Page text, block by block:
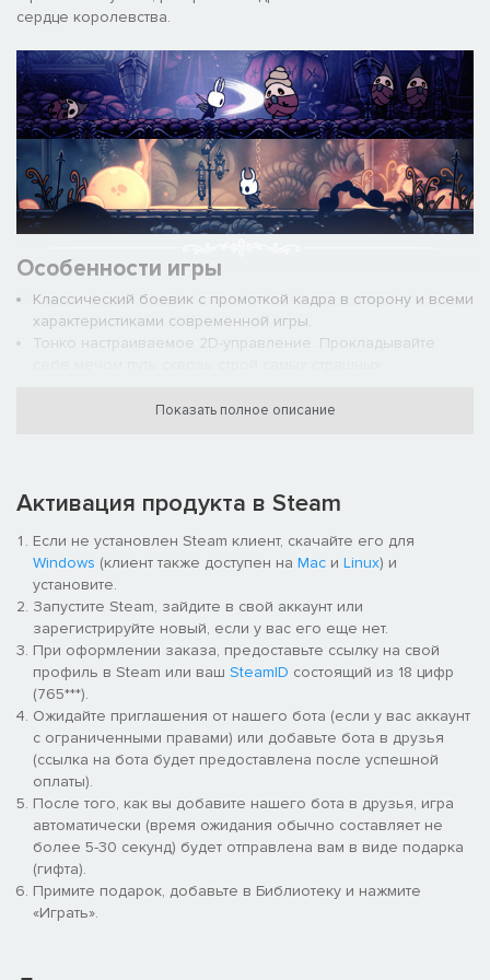
сердце королевства.
Особенности игры
Классический боевик с промоткой кадра в сторону и всеми
характеристиками современной игры.
Тонко настраиваемое 2D-управление. Прокладывайте
Исследуйте огромный взаимосвязанный мир забытых
огромен и открыт. Выбирайте свой путь – какой тропой
идти, с какими врагами встречаться.
Развивайтесь, приобретая новые мощные умения и
навыки! Пополняйте запас заклинаний, силы и скорости.
Воспаряйте к новым высотам на волшебных крыльях.
Рвитесь вперед, словно сверкающая молния. Обращайте
врагов в пепел с помощью «Пламенной души»!
Надевайте амулеты! Древние реликвии хранят в себе
необычные силы. Выбирайте то, что вам по душе – и ваше
путешествие будет уникальным!
Невероятное количество милых и страшных персонажей
оживает благодаря традиционной покадровой 2D-
анимации.
Больше 130 противников! 30 эпических боссов! На пути вас
ждут схватки со свирепыми зверями и победы над
рыцарями древности. Выследите всех до единого чудовищ
и внесите их в свой охотничий журнал!
«Гвоздь грез» позволит проникнуть в чужой разум.
Откройте для себя обратную сторону персонажей, с
которыми встречаетесь, и врагов, с которыми вам
Показать полное описание
Активация продукта в Steam
Если не установлен Steam клиент, скачайте его для
Windows (клиент также доступен на Mac и Linux) и
установите.
Запустите Steam, зайдите в свой аккаунт или
зарегистрируйте новый, если у вас его еще нет.
При оформлении заказа, предоставьте ссылку на свой
профиль в Steam или ваш SteamID состоящий из 18 цифр
(765***).
Ожидайте приглашения от нашего бота (если у вас аккаунт
с ограниченными правами) или добавьте бота в друзья
(ссылка на бота будет предоставлена после успешной
оплаты).
После того, как вы добавите нашего бота в друзья, игра
автоматически (время ожидания обычно составляет не
более 5-30 секунд) будет отправлена вам в виде подарка
(гифта).
Примите подарок, добавьте в Библиотеку и нажмите
«Играть».